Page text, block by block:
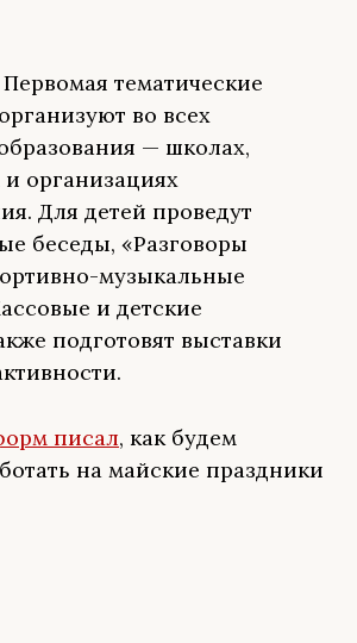
тематические
во всех
— школах,
и организациях
Для детей проведут
беседы, «Разговоры
музыкальные
и детские
подготовят выставки
писал, как будем
на майские праздники